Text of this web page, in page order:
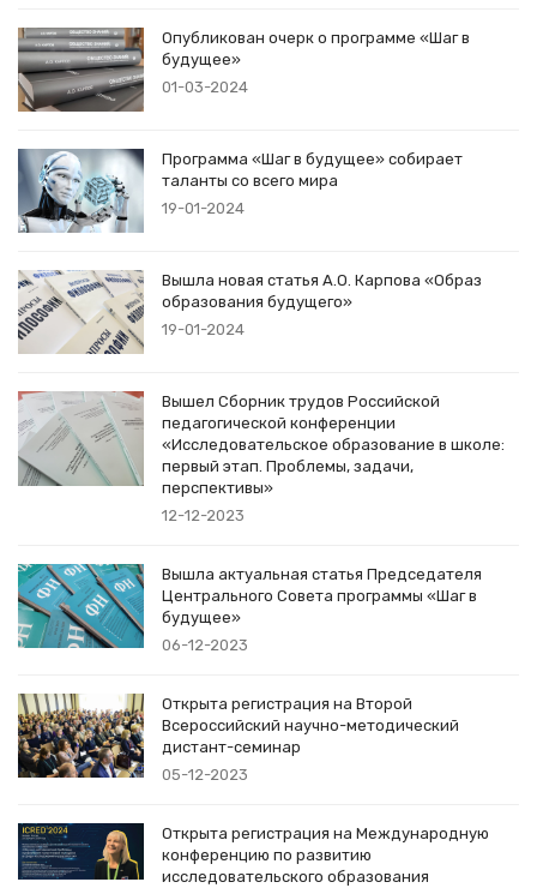
Опубликован очерк о программе «Шаг в
будущее»
01-03-2024
Программа «Шаг в будущее» собирает
таланты со всего мира
19-01-2024
Вышла новая статья А.О. Карпова «Образ
образования будущего»
19-01-2024
Вышел Сборник трудов Российской
педагогической конференции
«Исследовательское образование в школе:
первый этап. Проблемы, задачи,
перспективы»
12-12-2023
Вышла актуальная статья Председателя
Центрального Совета программы «Шаг в
будущее»
06-12-2023
Открыта регистрация на Второй
Всероссийский научно-методический
дистант-семинар
05-12-2023
Открыта регистрация на Международную
конференцию по развитию
исследовательского образования